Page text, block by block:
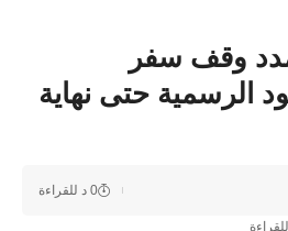
وقف سفر
الرسمية حتى نهاية
0 د للقراءة